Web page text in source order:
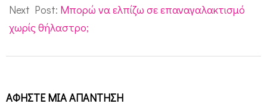
Next Post: Μπορώ να ελπίζω σε επαναγαλακτισμό
χωρίς θήλαστρο;
ΑΦΉΣΤΕ ΜΙΑ ΑΠΆΝΤΗΣΗ